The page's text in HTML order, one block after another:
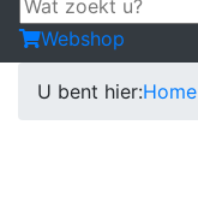
Webshop
U bent hier:Home